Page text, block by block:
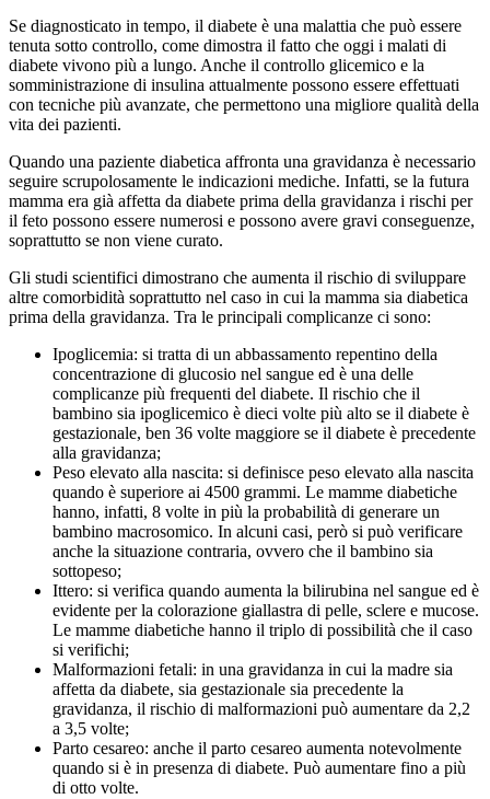
Se diagnosticato in tempo, il diabete è una malattia che può essere
tenuta sotto controllo, come dimostra il fatto che oggi i malati di
diabete vivono più a lungo. Anche il controllo glicemico e la
somministrazione di insulina attualmente possono essere effettuati
con tecniche più avanzate, che permettono una migliore qualità della
vita dei pazienti.
Quando una paziente diabetica affronta una gravidanza è necessario
seguire scrupolosamente le indicazioni mediche. Infatti, se la futura
mamma era già affetta da diabete prima della gravidanza i rischi per
il feto possono essere numerosi e possono avere gravi conseguenze,
soprattutto se non viene curato.
Gli studi scientifici dimostrano che aumenta il rischio di sviluppare
altre comorbidità soprattutto nel caso in cui la mamma sia diabetica
prima della gravidanza. Tra le principali complicanze ci sono:
Ipoglicemia: si tratta di un abbassamento repentino della
concentrazione di glucosio nel sangue ed è una delle
complicanze più frequenti del diabete. Il rischio che il
bambino sia ipoglicemico è dieci volte più alto se il diabete è
gestazionale, ben 36 volte maggiore se il diabete è precedente
alla gravidanza;
Peso elevato alla nascita: si definisce peso elevato alla nascita
quando è superiore ai 4500 grammi. Le mamme diabetiche
hanno, infatti, 8 volte in più la probabilità di generare un
bambino macrosomico. In alcuni casi, però si può verificare
anche la situazione contraria, ovvero che il bambino sia
sottopeso;
Ittero: si verifica quando aumenta la bilirubina nel sangue ed è
evidente per la colorazione giallastra di pelle, sclere e mucose.
Le mamme diabetiche hanno il triplo di possibilità che il caso
si verifichi;
Malformazioni fetali: in una gravidanza in cui la madre sia
affetta da diabete, sia gestazionale sia precedente la
gravidanza, il rischio di malformazioni può aumentare da 2,2
a 3,5 volte;
Parto cesareo: anche il parto cesareo aumenta notevolmente
quando si è in presenza di diabete. Può aumentare fino a più
di otto volte.